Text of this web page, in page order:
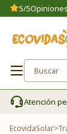
5/5
Atención
EcovidaSolar>